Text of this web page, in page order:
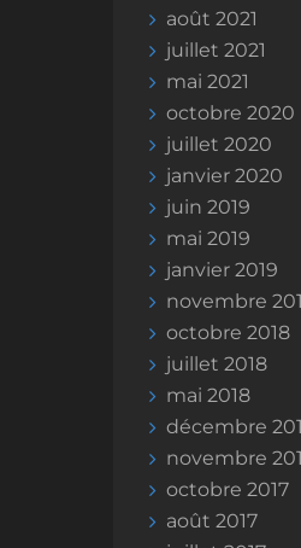
août 2021
juillet 2021
mai 2021
octobre 2020
juillet 2020
janvier 2020
juin 2019
mai 2019
janvier 2019
novembre
octobre 2018
juillet 2018
mai 2018
décembre
novembre
octobre 2017
août 2017